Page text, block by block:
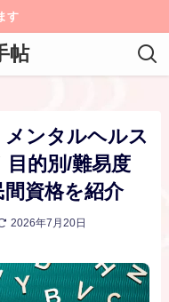
す
帖
メンタルヘルス
的別/難易度
資格を紹介
2026年7月20日